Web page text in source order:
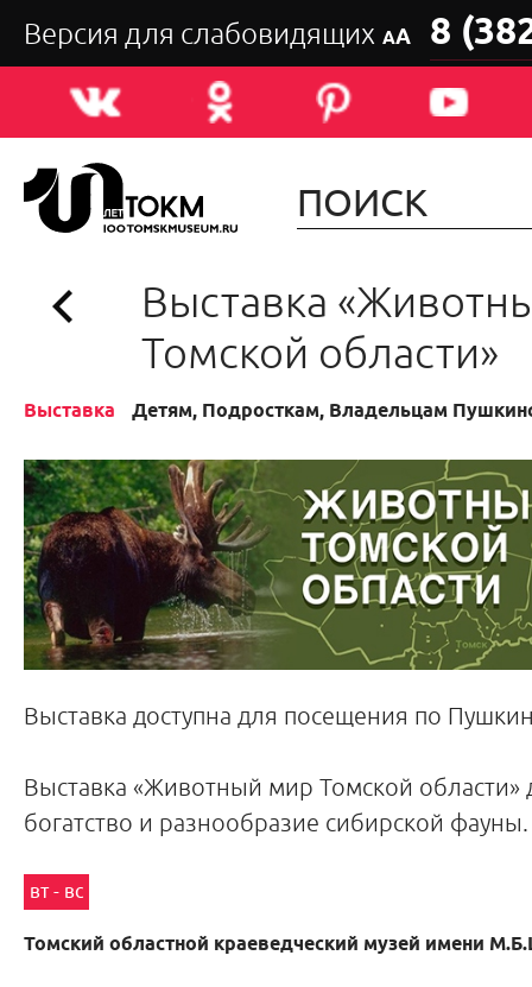
Версия для слабовидящих АА 8
Выставка
Томской области»
Выставка Детям, Подросткам, Владельцам
Выставка доступна для посещения по
Выставка «Животный мир Томской области»
богатство и разнообразие сибирской фауны.
вт - вс
Томский областной краеведческий музей имени